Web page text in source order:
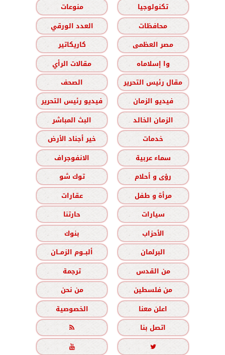
تكنولوجيا
منوعات
محافظات
العدد الورقي
مصر العظمى
كاريكاتير
وا إسلاماه
مقالات الرأي
مقال رئيس التحرير
الصحف
فيديو الزمان
فيديو رئيس التحرير
الزمان الخالد
البث المباشر
خدمات
خير أجناد الأرض
سماء عربية
الانفوجراف
رؤى و أحلام
توك شو
مرأة و طفل
عقارات
سيارات
حارتنا
الأحزاب
بنوك
البرلمان
ألبــوم الزمــان
من القدس
ترجمة
من فلسطين
من نحن
اعلن معنا
الخصوصية
اتصل بنا


